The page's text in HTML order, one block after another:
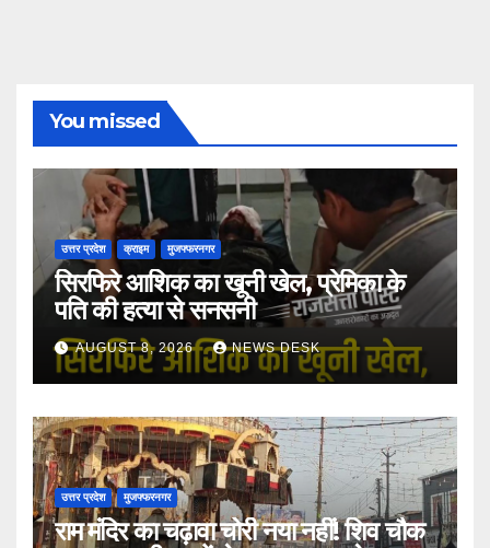
You missed
उत्तर प्रदेश क्राइम मुजफ्फरनगर
सिरफिरे आशिक का खूनी खेल, प्रेमिका के
पति की हत्या से सनसनी
AUGUST 8, 2026 NEWS DESK
उत्तर प्रदेश मुजफ्फरनगर
राम मंदिर का चढ़ावा चोरी नया नहीं! शिव चौक